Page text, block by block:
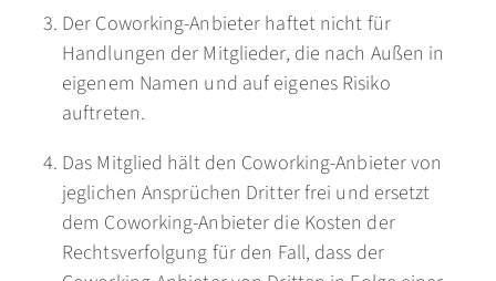
Der Coworking-Anbieter haftet nicht für
Handlungen der Mitglieder, die nach Außen in
eigenem Namen und auf eigenes Risiko
auftreten.
Das Mitglied hält den Coworking-Anbieter von
jeglichen Ansprüchen Dritter frei und ersetzt
dem Coworking-Anbieter die Kosten der
Rechtsverfolgung für den Fall, dass der